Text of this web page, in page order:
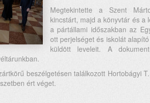
Megtekintette a Szent
kincstárt, majd a könyvtár és a
a pártállami időszakban az
ott perjelséget és iskolát
küldött leveleit. A
beszélgetésen találkozott Hortobágyi
ért véget.